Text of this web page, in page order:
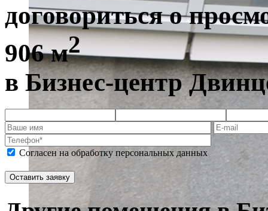
договориться о
906 м2
в Бизнес-центр
Согласен на обработку персональных данных